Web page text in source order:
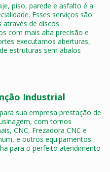
piso, parede e asfalto é a
Esses serviços são
através de discos
com mais alta precisão e
executamos aberturas,
estruturas sem abalos
Industrial
sua empresa prestação de
com tornos
CNC, Frezadora CNC e
e outros equipamentos
para o perfeito atendimento